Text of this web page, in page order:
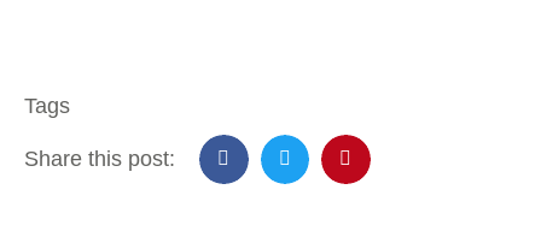
Tags
Share this post: